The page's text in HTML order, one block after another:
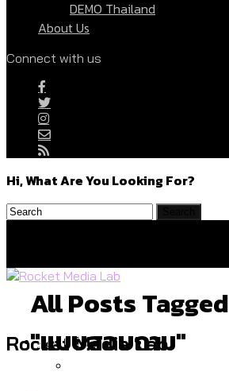
DEMO Thailand
About Us
Connect with us
Hi, What Are You Looking For?
Rocket Media Lab
Politics
All Posts Tagged
"แบบสอบถาม"